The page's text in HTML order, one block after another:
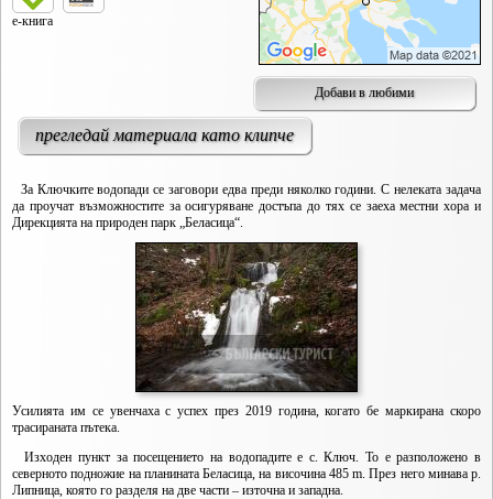
Добави в любими
е-книга
прегледай материала като клипче
За Ключките водопади се заговори едва преди няколко години. С нелеката задача
да проучат възможностите за осигуряване достъпа до тях се заеха местни хора и
Дирекцията на природен парк „Беласица“.
Усилията им се увенчаха с успех през 2019 година, когато бе маркирана скоро
трасираната пътека.
Изходен пункт за посещението на водопадите е с. Ключ. То е разположено в
северното подножие на планината Беласица, на височина 485 m. През него минава р.
Липница, която го разделя на две части – източна и западна.